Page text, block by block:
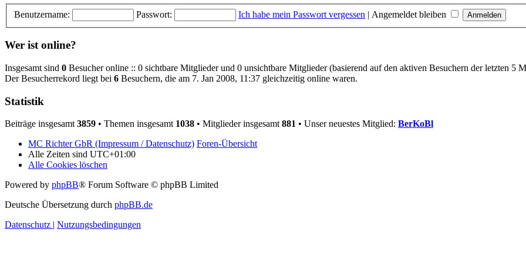
Benutzername: Passwort: Ich habe mein Passwort vergessen | Angemeldet bleiben
Wer ist online?
Insgesamt sind 0 Besucher online :: 0 sichtbare Mitglieder und 0 unsichtbare Mitglieder (basierend auf den aktiven Besuchern der letzten 5
Der Besucherrekord liegt bei 6 Besuchern, die am 7. Jan 2008, 11:37 gleichzeitig online waren.
Statistik
Beiträge insgesamt 3859 • Themen insgesamt 1038 • Mitglieder insgesamt 881 • Unser neuestes Mitglied: BerKoBl
MC Richter GbR (Impressum / Datenschutz) Foren-Übersicht
Alle Zeiten sind UTC+01:00
Alle Cookies löschen
Powered by phpBB® Forum Software © phpBB Limited
Deutsche Übersetzung durch phpBB.de
Datenschutz | Nutzungsbedingungen